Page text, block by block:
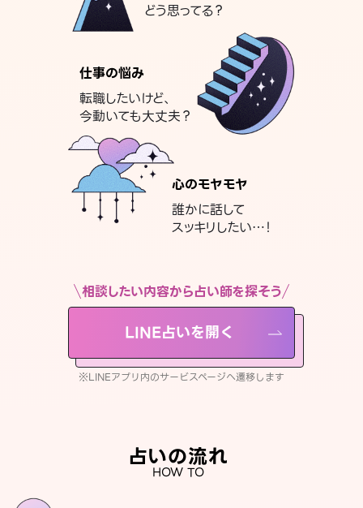
どう思ってる？
仕事の悩み
転職したいけど、
今動いても大丈夫？
心のモヤモヤ
誰かに話して
スッキリしたい…！
相談したい内容から占い師を探そう
LINE占いを開く
※LINEアプリ内のサービスページへ遷移します
占いの流れ
HOW TO